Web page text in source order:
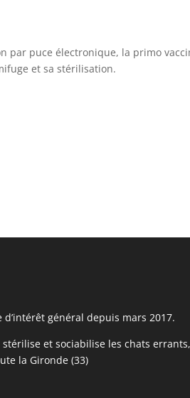
par puce électronique, la primo
et sa stérilisation.
d’intérêt général depuis mars 2017.
stérilise et sociabilise les chats errants,
la Gironde (33)